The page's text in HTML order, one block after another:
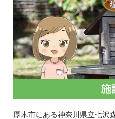
厚木市にある神奈川県立七沢